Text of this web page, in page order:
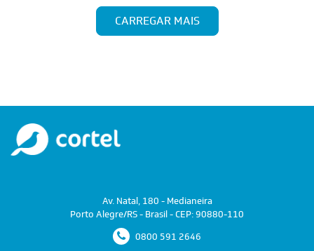
CARREGAR MAIS
Av. Natal, 180 - Medianeira
Porto Alegre/RS - Brasil - CEP: 90880-110
0800 591 2646